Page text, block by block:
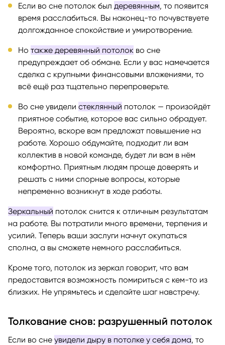
Если во сне потолок был деревянным, то появится
время расслабиться. Вы наконец-то почувствуете
долгожданное спокойствие и умиротворение.
Но также деревянный потолок во сне
предупреждает об обмане. Если у вас намечается
сделка с крупными финансовыми вложениями, то
всё ещё раз тщательно перепроверьте.
Во сне увидели стеклянный потолок — произойдёт
приятное событие, которое вас сильно обрадует.
Вероятно, вскоре вам предложат повышение на
работе. Хорошо обдумайте, подходит ли вам
коллектив в новой команде, будет ли вам в нём
комфортно. Приятным людям проще доверять и
решать с ними спорные вопросы, которые
непременно возникнут в ходе работы.
Зеркальный потолок снится к отличным результатам
на работе. Вы потратили много времени, терпения и
усилий. Теперь ваши заслуги начнут окупаться
сполна, а вы сможете немного расслабиться.
Кроме того, потолок из зеркал говорит, что вам
предоставится возможность помириться с кем-то из
близких. Не упрямьтесь и сделайте шаг навстречу.
Толкование снов: разрушенный потолок
Если во сне увидели дыру в потолке у себя дома, то